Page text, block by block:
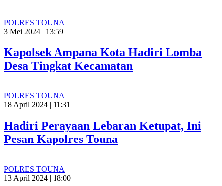
POLRES TOUNA
3 Mei 2024 | 13:59
Kapolsek Ampana Kota Hadiri Lomba
Desa Tingkat Kecamatan
POLRES TOUNA
18 April 2024 | 11:31
Hadiri Perayaan Lebaran Ketupat, Ini
Pesan Kapolres Touna
POLRES TOUNA
13 April 2024 | 18:00